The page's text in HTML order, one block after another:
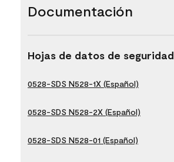
Documentación
Hojas de datos de seguridad
0528-SDS N528-1X (Español)
0528-SDS N528-2X (Español)
0528-SDS N528-01 (Español)